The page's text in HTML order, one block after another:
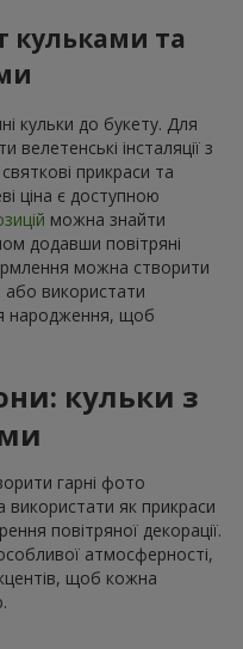
кульками та
кульки до букету. Для
інсталяції з
прикраси та
ціна є доступною
можна знайти
додавши повітряні
можна створити
використати
народження, щоб
кульки з
гарні фото
використати як прикраси
повітряної декорації.
атмосферності,
щоб кожна